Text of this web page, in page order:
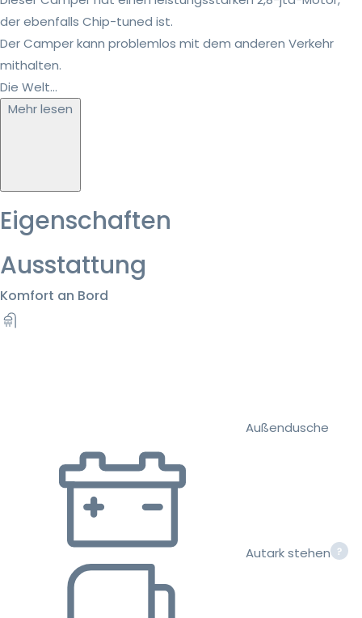
der ebenfalls Chip-tuned ist.
Der Camper kann problemlos mit dem anderen Verkehr
mithalten.
Die Welt...
Mehr lesen
Eigenschaften
Ausstattung
Komfort an Bord
Außendusche
Autark stehen